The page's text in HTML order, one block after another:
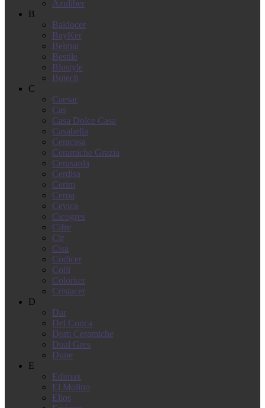
Azuliber
B
Baldocer
BayKer
Belmar
Bestile
Blustyle
Butech
C
Caesar
Cas
Casa Dolce Casa
Casabella
Ceracasa
Ceramiche Grazia
Cerasarda
Cerdisa
Cerim
Cerpa
Cevica
Cicogres
Cifre
Cir
Cisa
Codicer
Colli
Colorker
Cristacer
D
Dar
Del Conca
Dom Ceramiche
Dual Gres
Dune
E
Edimax
El Molino
Elios